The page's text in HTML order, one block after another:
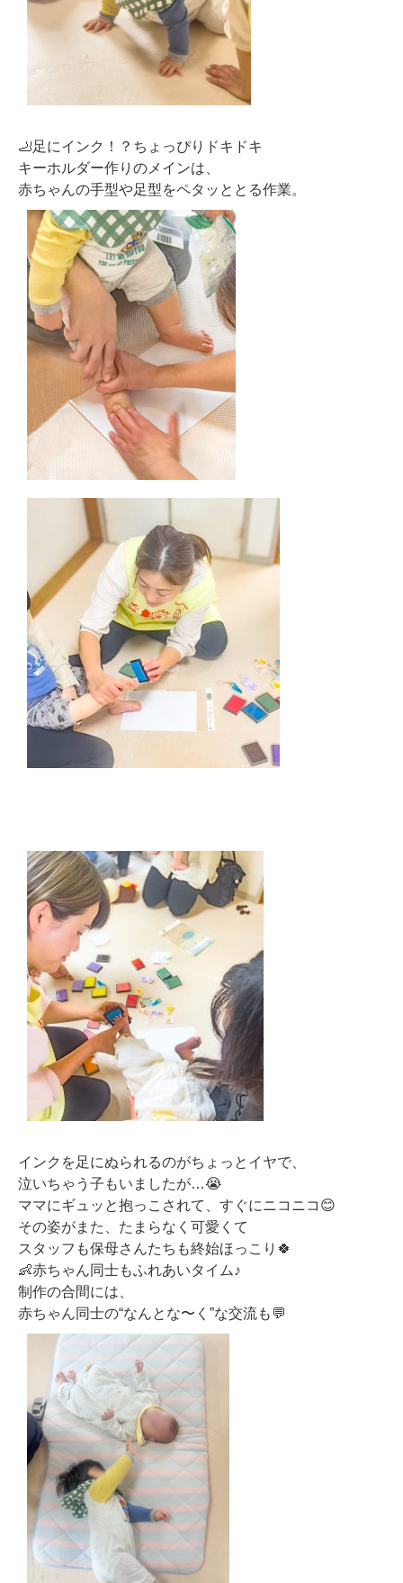
🦶足にインク！？ちょっぴりドキドキ
キーホルダー作りのメインは、
赤ちゃんの手型や足型をペタッととる作業。
インクを足にぬられるのがちょっとイヤで、
泣いちゃう子もいましたが…😭
ママにギュッと抱っこされて、すぐにニコニコ😊
その姿がまた、たまらなく可愛くて
スタッフも保母さんたちも終始ほっこり🍀
👶赤ちゃん同士もふれあいタイム♪
制作の合間には、
赤ちゃん同士の“なんとな〜く”な交流も💬